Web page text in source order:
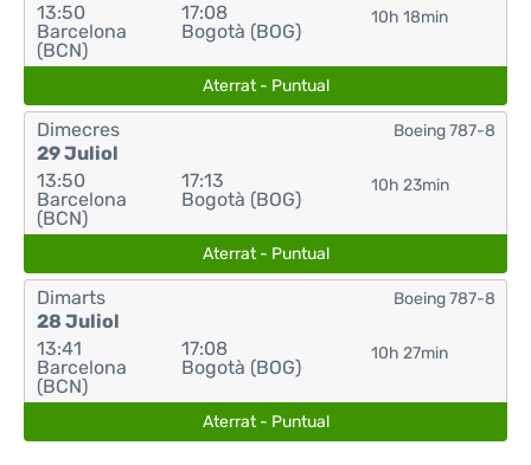
13:50
Barcelona
(BCN)
17:08
Bogotà (BOG)
10h 18min
Aterrat - Puntual
Dimecres
29 Juliol
13:50
Barcelona
(BCN)
17:13
Bogotà (BOG)
10h 23min
Boeing 787-8
Aterrat - Puntual
Dimarts
28 Juliol
13:41
Barcelona
(BCN)
17:08
Bogotà (BOG)
10h 27min
Boeing 787-8
Aterrat - Puntual